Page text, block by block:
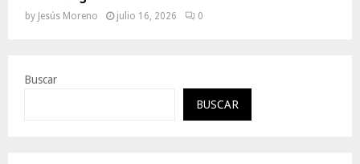
by Jesús Moreno julio 16, 2026 0
Buscar
BUSCAR